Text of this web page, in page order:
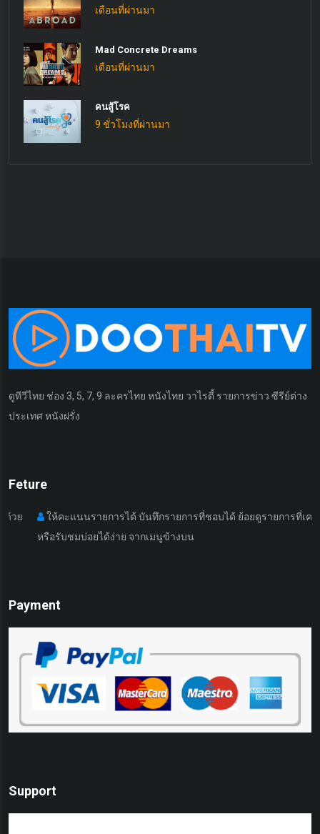
เดือนที่ผ่านมา
Mad Concrete Dreams
เดือนที่ผ่านมา
คนสู้โรค
9 ชั่วโมงที่ผ่านมา
ดูทีวีไทย ช่อง 3, 5, 7, 9 ละครไทย หนังไทย วาไรตี้ รายการข่าว ซีรีย์ต่าง
ประเทศ หนังฝรั่ง
Feture
ให้คะแนนรายการได้ บันทึกรายการที่ชอบได้ ย้อยดูรายการที่เคยดูมา
หรือรับชมบ่อยได้ง่าย จากเมนูข้างบน
Payment
Support